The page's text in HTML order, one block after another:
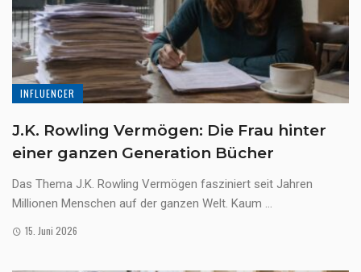
INFLUENCER
J.K. Rowling Vermögen: Die Frau hinter
einer ganzen Generation Bücher
Das Thema J.K. Rowling Vermögen fasziniert seit Jahren
Millionen Menschen auf der ganzen Welt. Kaum ...
15. Juni 2026